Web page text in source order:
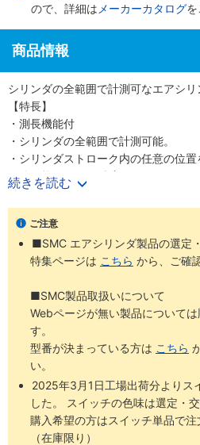
ので、詳細は メーカーカタログを
商品情報
シリンダの全範囲で計測可なエアシリ
【特長】
・測長機能付
・シリンダの全範囲で計測可能。
・シリンダストローク内の任意の位置
・分解能0.1mm（精度±0.2mm）
・電源電圧DC12～24V
・ストロークバリエーションの充実
・耐ノイズ性向上
続きを読む
ご注意
■SMC エアシリンダ製品の選定
特集ページは こちら から、ご確
■SMC製品取扱いについて
Webページが無い製品について
す。
型番が決まっている方は こちら
い。
2025年3月1日工場出荷分よりス
した。 スイッチの色味は選定・
購入希望の方はスイッチ単品で注
（在庫限り）